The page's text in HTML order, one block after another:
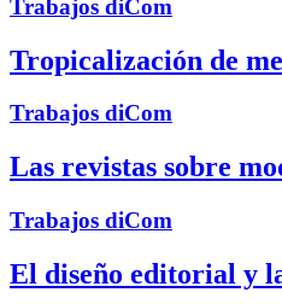
Trabajos diCom
Tropicalización de
Trabajos diCom
Las revistas sobre
Trabajos diCom
El diseño editorial y